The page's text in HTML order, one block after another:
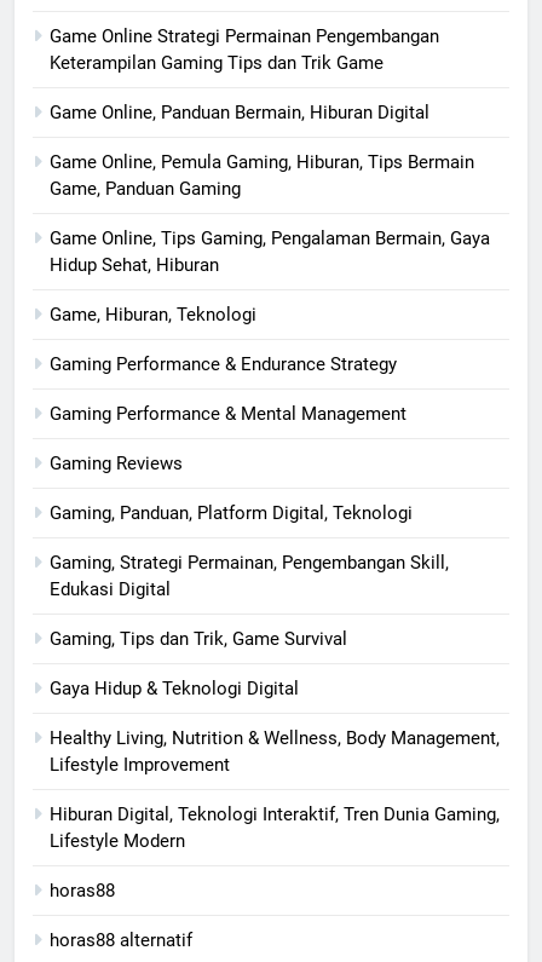
Game Online Strategi Permainan Pengembangan
Keterampilan Gaming Tips dan Trik Game
Game Online, Panduan Bermain, Hiburan Digital
Game Online, Pemula Gaming, Hiburan, Tips Bermain
Game, Panduan Gaming
Game Online, Tips Gaming, Pengalaman Bermain, Gaya
Hidup Sehat, Hiburan
Game, Hiburan, Teknologi
Gaming Performance & Endurance Strategy
Gaming Performance & Mental Management
Gaming Reviews
Gaming, Panduan, Platform Digital, Teknologi
Gaming, Strategi Permainan, Pengembangan Skill,
Edukasi Digital
Gaming, Tips dan Trik, Game Survival
Gaya Hidup & Teknologi Digital
Healthy Living, Nutrition & Wellness, Body Management,
Lifestyle Improvement
Hiburan Digital, Teknologi Interaktif, Tren Dunia Gaming,
Lifestyle Modern
horas88
horas88 alternatif